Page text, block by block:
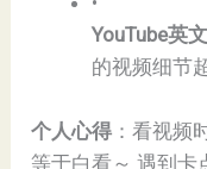
​YouTube英
的视频细节
​个人心得​ ：看视频
等于白看～ 遇到卡